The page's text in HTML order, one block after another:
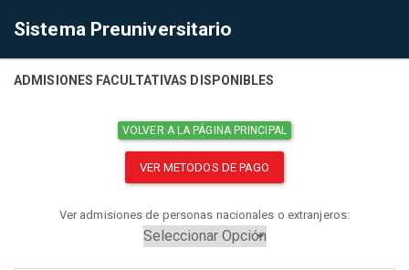
Sistema Preuniversitario
ADMISIONES FACULTATIVAS DISPONIBLES
VOLVER A LA PÁGINA PRINCIPAL
VER METODOS DE PAGO
Ver admisiones de personas nacionales o extranjeros: